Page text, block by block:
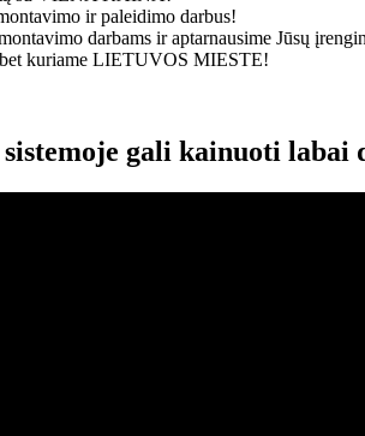
ir paleidimo darbus!
darbams ir aptarnausime Jūsų
kuriame LIETUVOS MIESTE!
gali kainuoti labai